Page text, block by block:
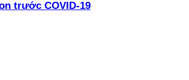
trước COVID-19